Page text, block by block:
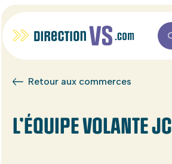
Retour aux commerces
L’ÉQUIPE VOLANTE JC